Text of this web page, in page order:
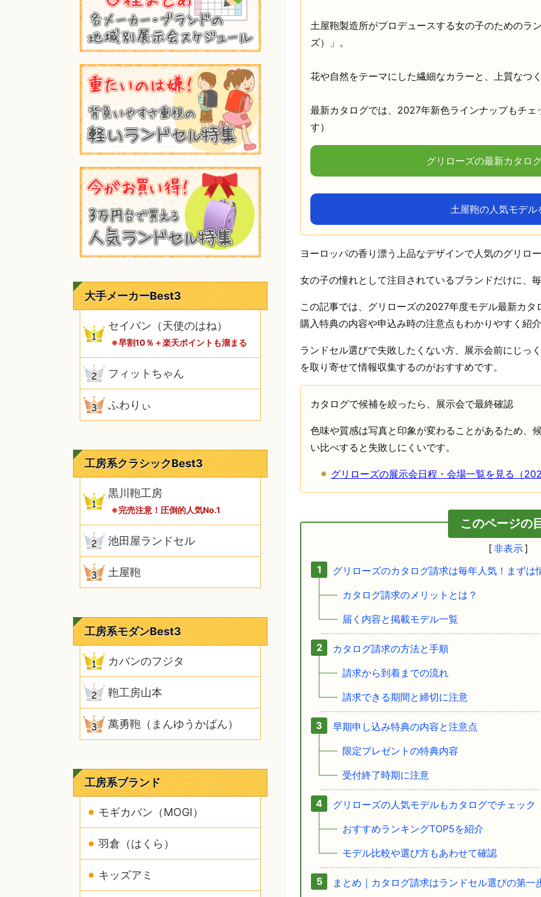
土屋鞄製造所がプロデュースする女の子のためのラ
ズ）」。
花や自然をテーマにした繊細なカラーと、上質なつ
最新カタログでは、2027年新色ラインナップもチ
す）
グリローズの最新カタロ
土屋鞄の人気モデル
ヨーロッパの香り漂う上品なデザインで人気のグリロ
女の子の憧れとして注目されているブランドだけに、
この記事では、グリローズの2027年度モデル最新カ
購入特典の内容や申込み時の注意点もわかりやすく紹
ランドセル選びで失敗したくない方、展示会前にじっ
を取り寄せて情報収集するのがおすすめです。
カタログで候補を絞ったら、展示会で最終確認
色味や質感は写真と印象が変わることがあるため、
い比べすると失敗しにくいです。
グリローズの展示会日程・会場一覧を見る（
このページの
グリローズのカタログ請求は毎年人気！まずは
カタログ請求のメリットとは？
届く内容と掲載モデル一覧
カタログ請求の方法と手順
請求から到着までの流れ
請求できる期間と締切に注意
早期申し込み特典の内容と注意点
限定プレゼントの特典内容
受付終了時期に注意
グリローズの人気モデルもカタログでチェック
おすすめランキングTOP5を紹介
モデル比較や選び方もあわせて確認
まとめ｜カタログ請求はランドセル選びの第一
大手メーカーBest3
セイバン（天使のはね）
※早割10％＋楽天ポイントも溜まる
フィットちゃん
ふわりぃ
工房系クラシックBest3
黒川鞄工房
※完売注意！圧倒的人気No.1
池田屋ランドセル
土屋鞄
工房系モダンBest3
カバンのフジタ
鞄工房山本
萬勇鞄（まんゆうかばん）
工房系ブランド
モギカバン（MOGI）
羽倉（はくら）
キッズアミ